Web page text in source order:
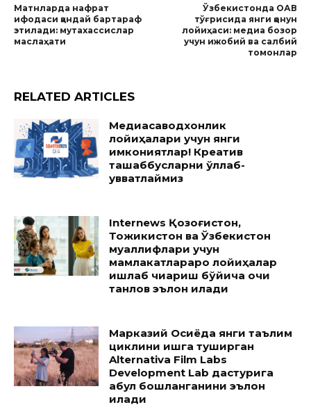
Матнларда нафрат
ифодаси қандай бартараф
этилади: мутахассислар
маслаҳати
Ўзбекистонда ОАВ
тўғрисида янги қонун
лойиҳаси: медиа бозор
учун ижобий ва салбий
томонлар
RELATED ARTICLES
Медиасаводхонлик
лойиҳалари учун янги
имкониятлар! Креатив
ташаббусларни қўллаб-
қувватлаймиз
Internews Қозоғистон,
Тожикистон ва Ўзбекистон
муаллифлари учун
мамлакатлараро лойиҳалар
ишлаб чиқариш бўйича очиқ
танлов эълон қилади
Марказий Осиёда янги таълим
циклини ишга туширган
Alternativa Film Labs
Development Lab дастурига
қабул бошланганини эълон
қилади